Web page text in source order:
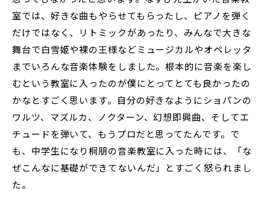
室では、好きな曲もやらせてもらったし、ピアノを弾く
だけではなく、リトミックがあったり、みんなで大きな
舞台で白雪姫や裸の王様などミュージカルやオペレッタ
までいろんな音楽体験をしました。根本的に音楽を楽し
むという教室に入ったのが僕にとってとても良かったの
かなとすごく思います。自分の好きなようにショパンの
ワルツ、マズルカ、ノクターン、幻想即興曲、そしてエ
チュードを弾いて、もうプロだと思ってたんです。で
も、中学生になり桐朋の音楽教室に入った時には、「な
ぜこんなに基礎ができてないんだ」とすごく怒られまし
た。